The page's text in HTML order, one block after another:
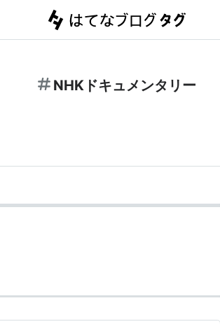
NHKドキュメンタリー